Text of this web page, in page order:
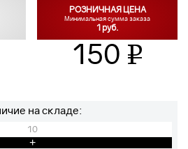
РОЗНИЧНАЯ ЦЕНА
Минимальная сумма заказа
1 руб.
150 v
на складе:
10
+